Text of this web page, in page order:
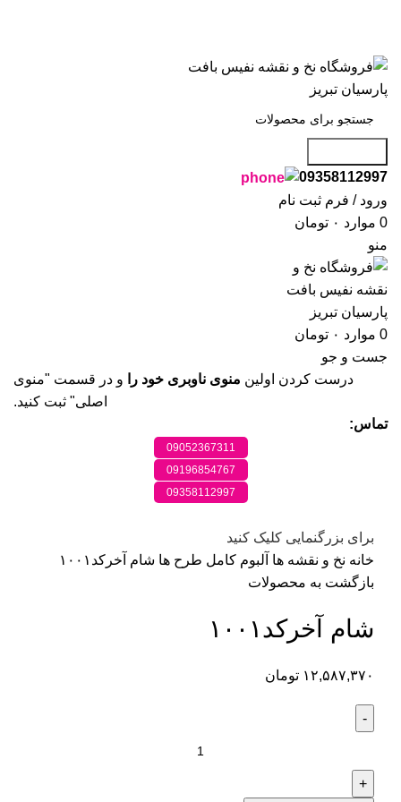
09358112997
ورود / فرم ثبت نام
0 موارد ۰ تومان
منو
0 موارد ۰ تومان
جست و جو
درست کردن اولین منوی ناوبری خود را و در قسمت "منوی
اصلی" ثبت کنید.
تماس:
09052367311
09196854767
09358112997
برای بزرگنمایی کلیک کنید
خانه نخ و نقشه ها آلبوم کامل طرح ها شام آخرکد۱۰۰۱
بازگشت به محصولات
شام آخرکد۱۰۰۱
۱۲,۵۸۷,۳۷۰ تومان